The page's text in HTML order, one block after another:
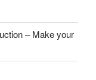
– Make your